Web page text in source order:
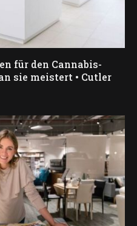
für den Cannabis-
sie meistert • Cutler